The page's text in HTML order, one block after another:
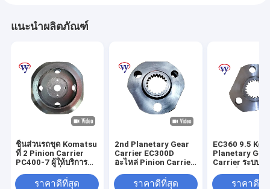
แนะนำผลิตภัณฑ์
ชิ้นส่วนรถขุด Komatsu
ที่ 2 Pinion Carrier
PC400-7 ผู้ให้บริการ
208-27-71170
ราคาดีที่สุด
2nd Planetary Gear
Carrier EC300D
อะไหล่ Pinion Carrier
VOE14599939
ราคาดีที่สุด
EC360 9.5 Kg
Planetary
Carrier ระบบเกี
SA7117-ราคาดีที่